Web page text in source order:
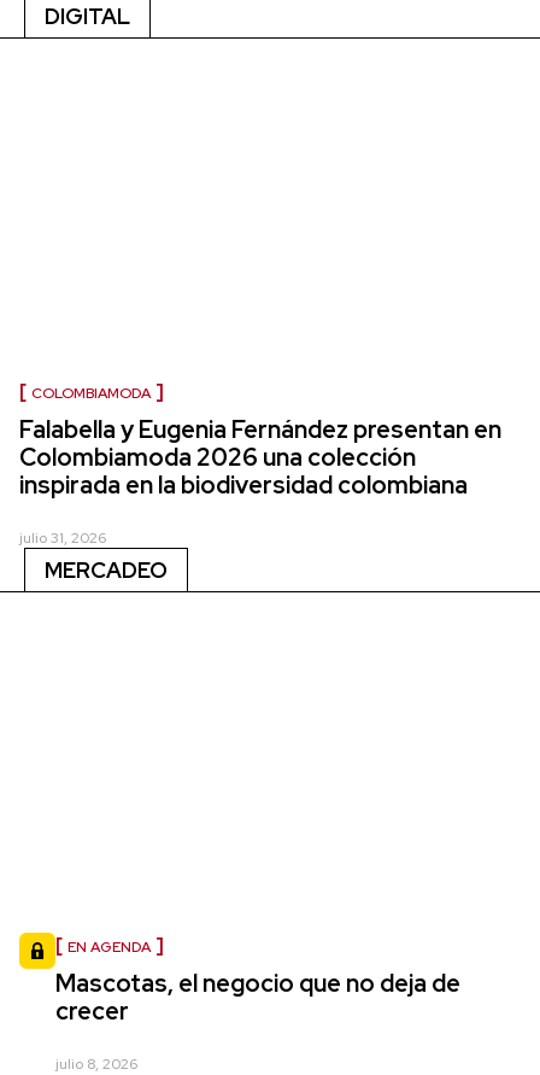
DIGITAL
COLOMBIAMODA
Falabella y Eugenia Fernández presentan en
Colombiamoda 2026 una colección
inspirada en la biodiversidad colombiana
julio 31, 2026
MERCADEO
EN AGENDA
Mascotas, el negocio que no deja de
crecer
julio 8, 2026